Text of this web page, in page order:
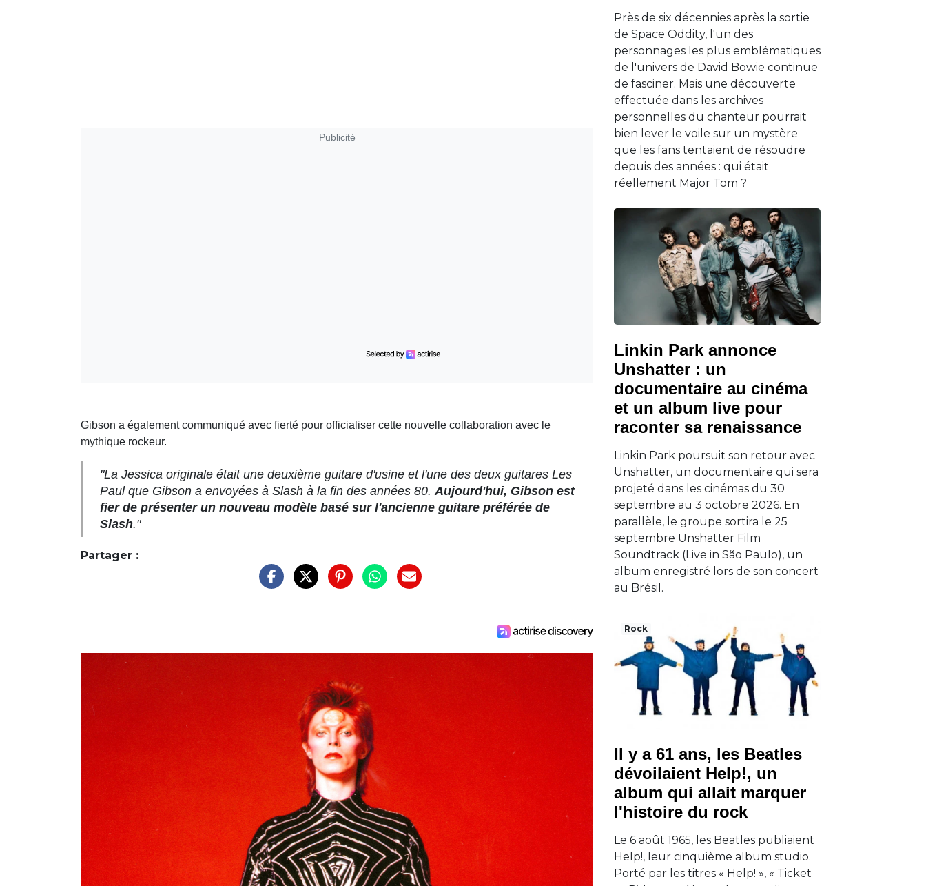
Publicité
Gibson a également communiqué avec fierté pour officialiser cette nouvelle collaboration avec le
mythique rockeur.
"La Jessica originale était une deuxième guitare d'usine et l'une des deux guitares Les
Paul que Gibson a envoyées à Slash à la fin des années 80. Aujourd'hui, Gibson est
fier de présenter un nouveau modèle basé sur l'ancienne guitare préférée de
Slash."
Partager :
Près de six décennies après la sortie
de Space Oddity, l'un des
personnages les plus emblématiques
de l'univers de David Bowie continue
de fasciner. Mais une découverte
effectuée dans les archives
personnelles du chanteur pourrait
bien lever le voile sur un mystère
que les fans tentaient de résoudre
depuis des années : qui était
réellement Major Tom ?
Linkin Park annonce
Unshatter : un
documentaire au cinéma
et un album live pour
raconter sa renaissance
Linkin Park poursuit son retour avec
Unshatter, un documentaire qui sera
projeté dans les cinémas du 30
septembre au 3 octobre 2026. En
parallèle, le groupe sortira le 25
septembre Unshatter Film
Soundtrack (Live in São Paulo), un
album enregistré lors de son concert
au Brésil.
Rock
Il y a 61 ans, les Beatles
dévoilaient Help!, un
album qui allait marquer
l'histoire du rock
Le 6 août 1965, les Beatles publiaient
Help!, leur cinquième album studio.
Porté par les titres « Help! », « Ticket